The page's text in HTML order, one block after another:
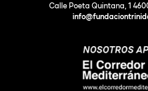
Calle Poeta Quintana, 1